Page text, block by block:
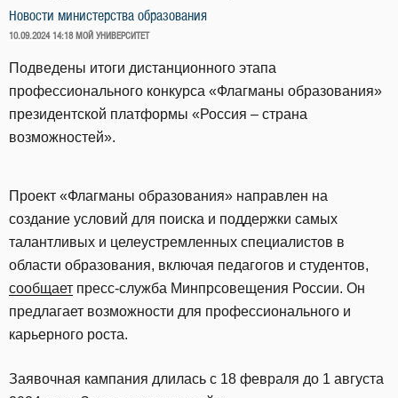
Новости министерства образования
ОПУБЛИКОВАНО
10.09.2024 14:18 МОЙ УНИВЕРСИТЕТ
Подведены итоги дистанционного этапа
профессионального конкурса «Флагманы образования»
президентской платформы «Россия – страна
возможностей».
Проект «Флагманы образования» направлен на
создание условий для поиска и поддержки самых
талантливых и целеустремленных специалистов в
области образования, включая педагогов и студентов,
сообщает пресс-служба Минпрсовещения России. Он
предлагает возможности для профессионального и
карьерного роста.
Заявочная кампания длилась с 18 февраля до 1 августа